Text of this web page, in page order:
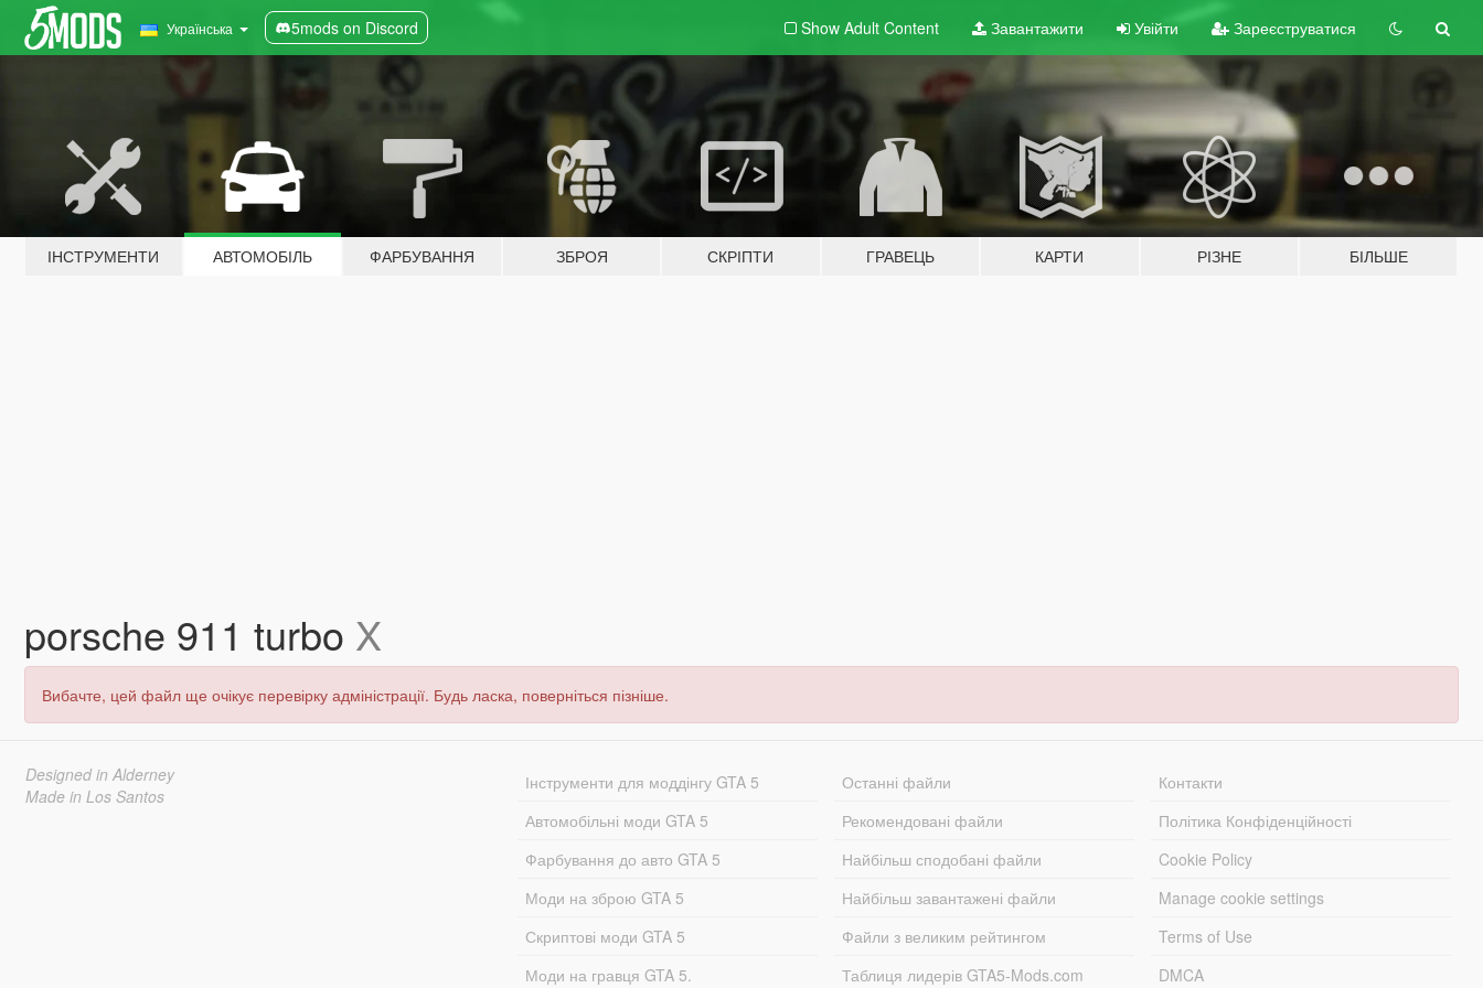
Українська 5mods on Discord Show Adult Content Завантажити Увійти Зареєструватися
ІНСТРУМЕНТИ АВТОМОБІЛЬ ФАРБУВАННЯ ЗБРОЯ СКРІПТИ ГРАВЕЦЬ КАРТИ РІЗНЕ БІЛЬШЕ
porsche 911 turbo X
Вибачте, цей файл ще очікує перевірку адміністрації. Будь ласка, поверніться пізніше.
Designed in Alderney
Made in Los Santos
Інструменти для моддінгу GTA 5
Автомобільні моди GTA 5
Фарбування до авто GTA 5
Моди на зброю GTA 5
Скриптові моди GTA 5
Моди на гравця GTA 5.
Останні файли
Рекомендовані файли
Найбільш сподобані файли
Найбільш завантажені файли
Файли з великим рейтингом
Таблиця лидерів GTA5-Mods.com
Контакти
Політика Конфіденційності
Cookie Policy
Manage cookie settings
Terms of Use
DMCA